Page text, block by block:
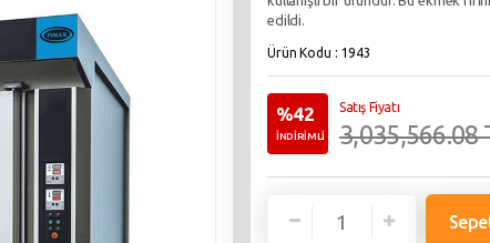
edildi.
Ürün Kodu : 1943
%42
İNDİRİMLİ
Satış Fiyatı
3,035,566.08